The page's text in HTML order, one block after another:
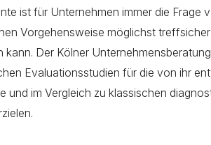
ist für Unternehmen immer die Frage
Vorgehensweise möglichst
Der Kölner
Evaluationsstudien für die von ihr
und im Vergleich zu klassischen